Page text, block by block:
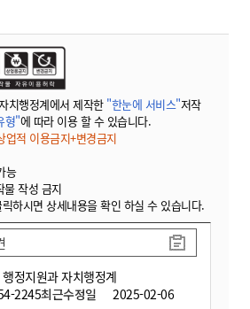
치행정계에서 제작한 "한눈에 서비스"저작
형"에 따라 이용 할 수 있습니다.
업적 이용금지+변경금지
능
물 작성 금지
하시면 상세내용을 확인 하실 수 있습니다.
행정지원과 자치행정계
2245최근수정일 2025-02-06